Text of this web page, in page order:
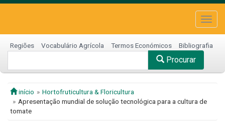
Regiões Vocabulário Agrícola Termos Económicos Bibliografia
Procurar
início
Hortofruticultura & Floricultura
Apresentação mundial de solução tecnológica para a cultura de
tomate